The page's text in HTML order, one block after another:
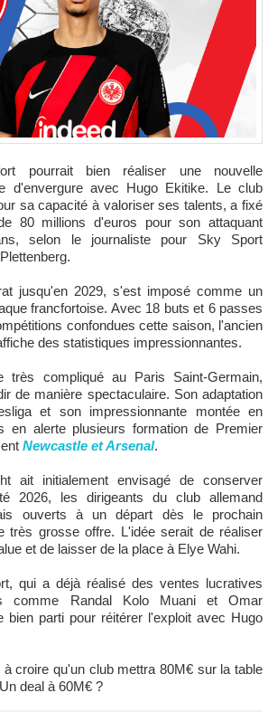
d'envergure avec Hugo Ekitike. Le club
sa capacité à valoriser ses talents, a fixé
80 millions d'euros pour son attaquant
selon le journaliste pour Sky Sport
jusqu'en 2029, s'est imposé comme un
francfortoise. Avec 18 buts et 6 passes
confondues cette saison, l'ancien
des statistiques impressionnantes.
très compliqué au Paris Saint-Germain,
de manière spectaculaire. Son adaptation
et son impressionnante montée en
en alerte plusieurs formation de Premier
Newcastle et Arsenal.
ait initialement envisagé de conserver
2026, les dirigeants du club allemand
ouverts à un départ dès le prochain
très grosse offre. L'idée serait de réaliser
et de laisser de la place à Elye Wahi.
qui a déjà réalisé des ventes lucratives
comme Randal Kolo Muani et Omar
bien parti pour réitérer l'exploit avec Hugo
à croire qu'un club mettra 80M€ sur la table
deal à 60M€ ?